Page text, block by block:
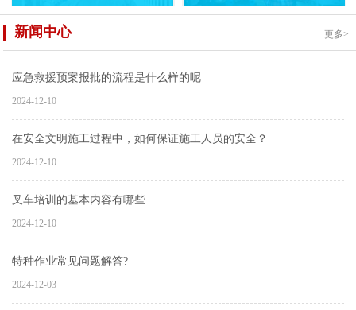
新闻中心 更多>
应急救援预案报批的流程是什么样的呢
2024-12-10
在安全文明施工过程中，如何保证施工人员的安全？
2024-12-10
叉车培训的基本内容有哪些
2024-12-10
特种作业常见问题解答?
2024-12-03